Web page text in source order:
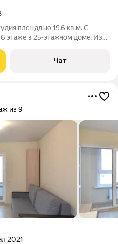
площадью 19,6 кв.м. С
этаже в 25-этажном доме. Из
3 лифта - 3 грузовых и 0
Чат
из 9
2021